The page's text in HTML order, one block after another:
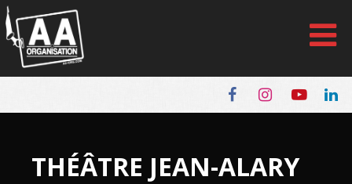
Panneau de gestion des cookies
THÉÂTRE JEAN-ALARY